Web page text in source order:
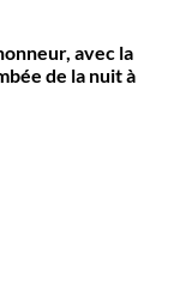
avec la
de la nuit à